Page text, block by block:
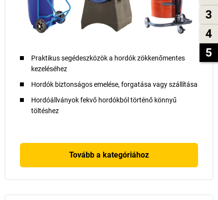
3
4
5
Praktikus segédeszközök a hordók zökkenőmentes
kezeléséhez
Hordók biztonságos emelése, forgatása vagy szállítása
Hordóállványok fekvő hordókból történő könnyű
töltéshez
Tovább a kategóriához